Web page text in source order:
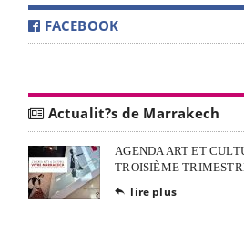
FACEBOOK
Actualit?s de Marrakech
AGENDA ART ET
TROISIÈME
 lire plus